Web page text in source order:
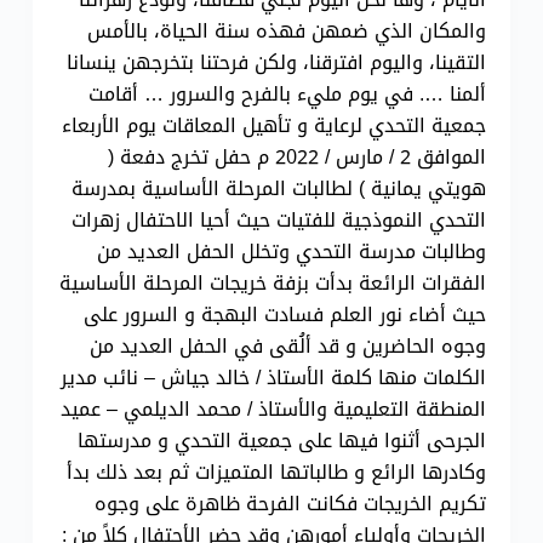
والمكان الذي ضمهن فهذه سنة الحياة، بالأمس
التقينا، واليوم افترقنا، ولكن فرحتنا بتخرجهن ينسانا
ألمنا …. في يوم مليء بالفرح والسرور … أقامت
جمعية التحدي لرعاية و تأهيل المعاقات يوم الأربعاء
الموافق 2 / مارس / 2022 م حفل تخرج دفعة (
هويتي يمانية ) لطالبات المرحلة الأساسية بمدرسة
التحدي النموذجية للفتيات حيث أحيا الاحتفال زهرات
وطالبات مدرسة التحدي وتخلل الحفل العديد من
الفقرات الرائعة بدأت بزفة خريجات المرحلة الأساسية
حيث أضاء نور العلم فسادت البهجة و السرور على
وجوه الحاضرين و قد ألُقى في الحفل العديد من
الكلمات منها كلمة الأستاذ / خالد جياش – نائب مدير
المنطقة التعليمية والأستاذ / محمد الديلمي – عميد
الجرحى أثنوا فيها على جمعية التحدي و مدرستها
وكادرها الرائع و طالباتها المتميزات ثم بعد ذلك بدأ
تكريم الخريجات فكانت الفرحة ظاهرة على وجوه
الخريجات وأولياء أمورهن وقد حضر الأحتفال كلاً من :